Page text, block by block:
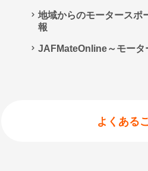
地域からのモータースポ
報
JAFMateOnline～モータ
よくある